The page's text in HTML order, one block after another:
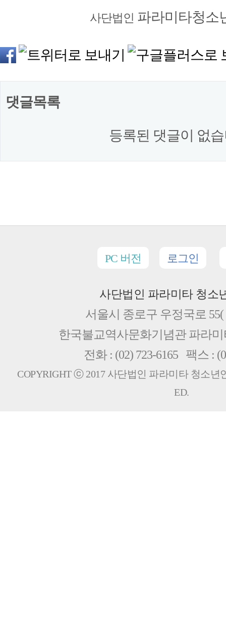
사단법인 파라미타청소
댓글목록
등록된 댓글이 없
PC 버전 로그인
사단법인 파라미타 청소
서울시 종로구 우정국로 55(
한국불교역사문화기념관 파라
전화 : (02) 723-6165 팩스 :
COPYRIGHT ⓒ 2017 사단법인 파라미타 청소년
ED.